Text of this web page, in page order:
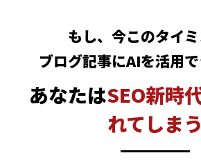
もし、今このタイ
ブログ記事にAIを活用
あなたはSEO新時
れてしまう